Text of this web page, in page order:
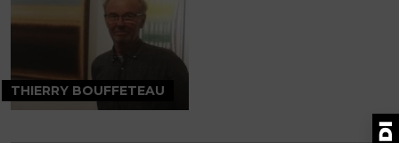
THIERRY BOUFFETEAU